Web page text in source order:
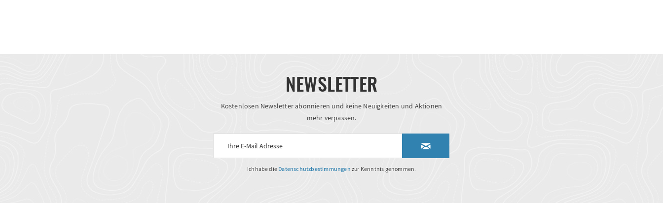
NEWSLETTER
Kostenlosen Newsletter abonnieren und keine Neuigkeiten und Aktionen
mehr verpassen.
Ich habe die Datenschutzbestimmungen zur Kenntnis genommen.